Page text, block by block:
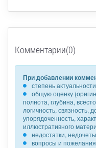
Комментарии(0)
При добавлении
степень
общую оценку
полнота, глубина,
логичность, связность,
упорядоченность,
иллюстративного
недостатки,
вопросы и